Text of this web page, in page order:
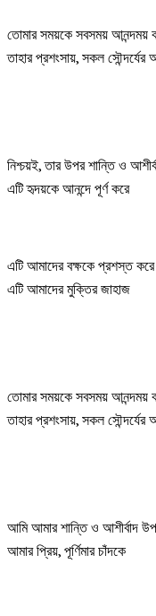
তোমার সময়কে সবসময় আনন্দময়
তাহার প্রশংসায়, সকল সৌন্দর্যের
নিশ্চয়ই, তার উপর শান্তি ও
এটি হৃদয়কে আনন্দে পূর্ণ করে
এটি আমাদের বক্ষকে প্রশস্ত করে
এটি আমাদের মুক্তির জাহাজ
তোমার সময়কে সবসময় আনন্দময়
তাহার প্রশংসায়, সকল সৌন্দর্যের
আমি আমার শান্তি ও আশীর্বাদ
আমার প্রিয়, পূর্ণিমার চাঁদকে